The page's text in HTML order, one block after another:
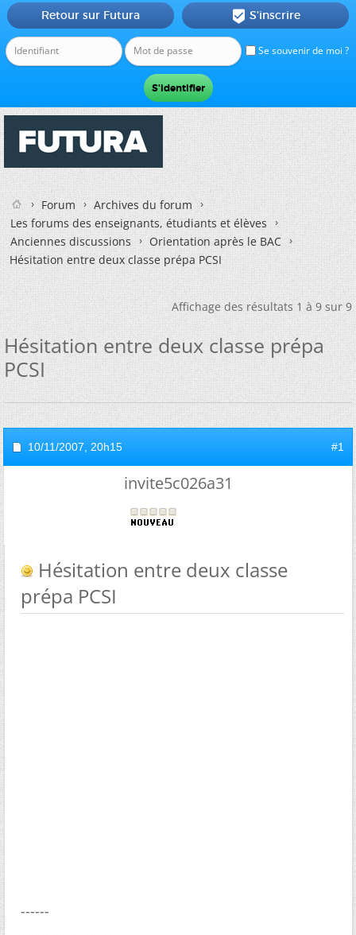
Se souvenir de moi ?
Retour sur Futura  S'inscrire
Forum
Archives du forum
Les forums des enseignants, étudiants et élèves
Anciennes discussions
Orientation après le BAC
Hésitation entre deux classe prépa PCSI
Affichage des résultats 1 à 9 sur 9
Hésitation entre deux classe prépa
PCSI
10/11/2007, 20h15 #1
invite5c026a31
Hésitation entre deux classe
prépa PCSI
------